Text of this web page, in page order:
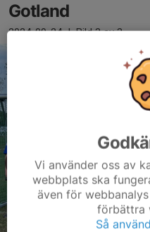
Gotland
2024-09-24 |Bild3av 3
Vi använder oss av
webbplats ska
även för
förbättra
Så